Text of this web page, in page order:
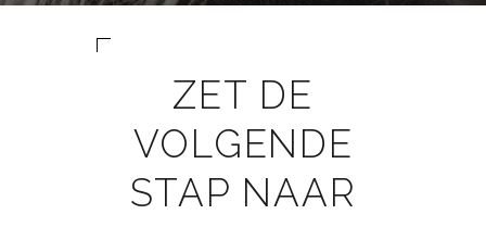
ZET DE
VOLGENDE
STAP NAAR